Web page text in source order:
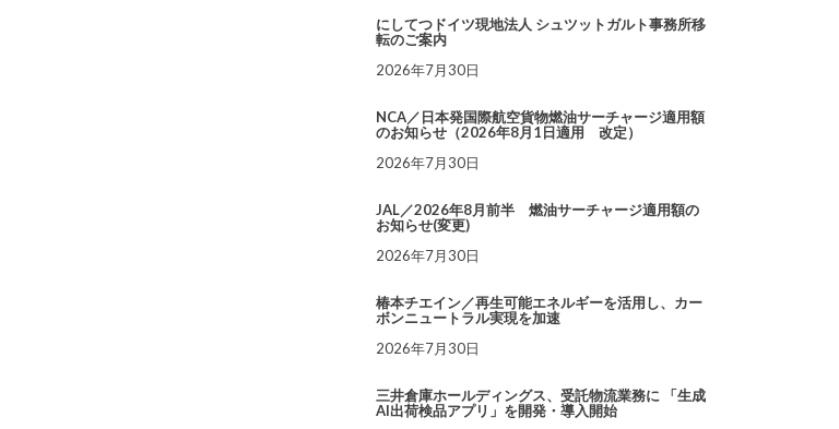
にしてつドイツ現地法人 シュツットガルト事務所移
転のご案内
2026年7月30日
NCA／日本発国際航空貨物燃油サーチャージ適用額
のお知らせ（2026年8月1日適用 改定）
2026年7月30日
JAL／2026年8月前半 燃油サーチャージ適用額の
お知らせ(変更)
2026年7月30日
椿本チエイン／再生可能エネルギーを活用し、カー
ボンニュートラル実現を加速
2026年7月30日
三井倉庫ホールディングス、受託物流業務に 「生成
AI出荷検品アプリ」を開発・導入開始